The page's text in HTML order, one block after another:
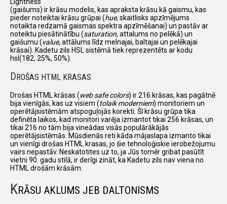
(gaišums) ir krāsu modelis, kas apraksta krāsu kā gaismu, kas
pieder noteiktai krāsu grūpai (hue, skaitlisks apzīmējums
notaikta redzamā gaismas spektra apzīmēšanai) un pastāv ar
noteiktu piesātinātību (saturation, attalums no pelēkā) un
gaišumu (value, attālums līdz melnajai, baltajai un pelēkajai
krāsai). Kadetu zils HSL sistēmā tiek reprezentēts ar kodu
hsl(182, 25%, 50%).
D ROŠAS HTML KRASAS
Drošas HTML krāsas (web safe colors) ir 216 krāsas, kas pagātnē
bija vienīgās, kas uz visiem (tolaik moderniem) monitoriem un
operētājsistēmām atspoguļojās korekti. Šī krāsu grūpa tika
definēta laikos, kad monitori varēja izmantot tikai 256 krāsas, un
tikai 216 no tām bija vineādas visās populārākājās
operētājsistēmās. Mūsdienās reti kāda mājaslapa izmanto tikai
un vienīgi drošas HTML krasas, jo šie tehnoloģiskie ierobežojumu
vairs nepastāv. Neskatotites uz to, ja Jūs tomēr gribat pasūtīt
vietni 90. gadu stilā, ir derīgi zināt, ka Kadetu zils nav viena no
HTML drošām krāsām.
KRĀSU AKLUMS JEB DALTONISMS